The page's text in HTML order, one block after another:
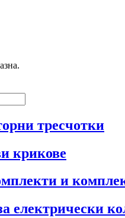
тресчотки
крикове
и
електрически